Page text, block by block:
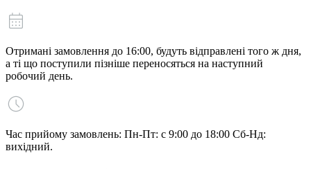
Отримані замовлення до 16:00, будуть відправлені того ж дня,
а ті що поступили пізніше переносяться на наступний
робочий день.
Час прийому замовлень: Пн-Пт: с 9:00 до 18:00 Сб-Нд:
вихідний.